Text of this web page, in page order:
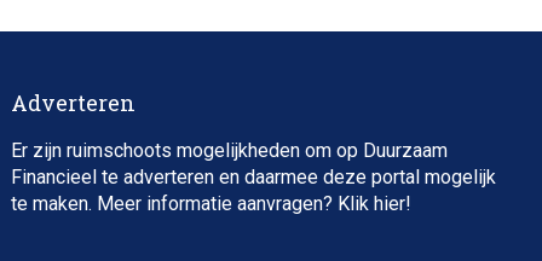
Adverteren
Er zijn ruimschoots mogelijkheden om op Duurzaam
Financieel te adverteren en daarmee deze portal mogelijk
te maken. Meer informatie aanvragen? Klik hier!